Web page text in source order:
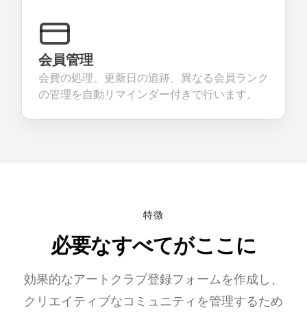
会員管理
会費の処理、更新日の追跡、異なる会員ランク
の管理を自動リマインダー付きで行います。
特徴
必要なすべてがここに
効果的なアートクラブ登録フォームを作成し、
クリエイティブなコミュニティを管理するため